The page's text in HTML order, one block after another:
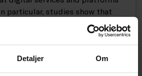
Detaljer Om
particular, studies show that
are sold from 3rd
marketplaces under-
and reputable European
Chamber of Commerce
the proposal. However, in its